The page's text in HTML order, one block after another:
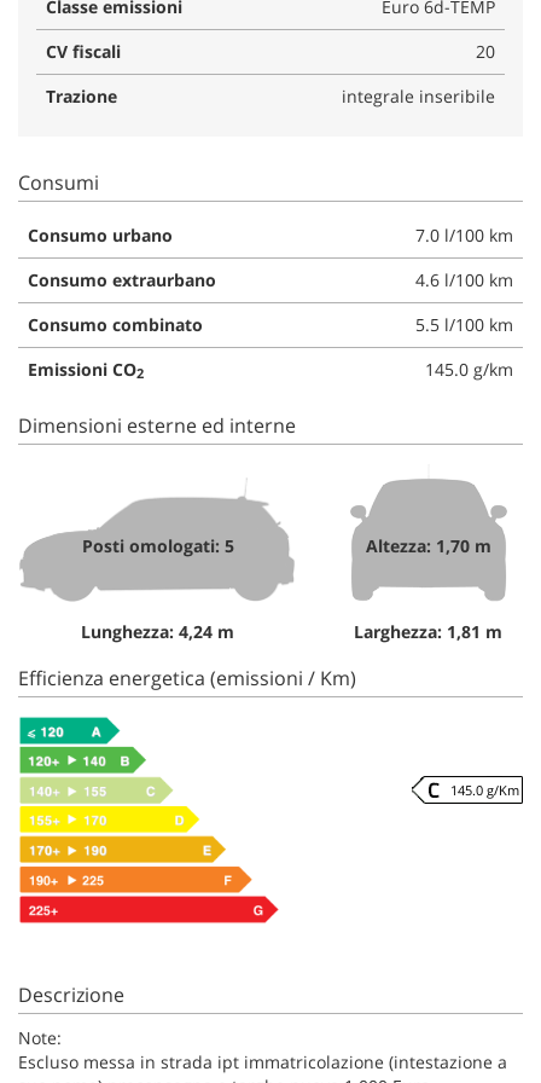
Classe emissioni
Euro 6d-TEMP
CV fiscali
20
Trazione
integrale inseribile
Consumi
Consumo urbano
7.0 l/100 km
Consumo extraurbano
4.6 l/100 km
Consumo combinato
5.5 l/100 km
Emissioni CO2 145.0 g/km
Dimensioni esterne ed interne
Posti omologati: 5
Lunghezza: 4,24 m
Altezza: 1,70 m
Larghezza: 1,81 m
Efficienza energetica (emissioni / Km)
145.0 g/Km
Descrizione
Note:
Escluso messa in strada ipt immatricolazione (intestazione a